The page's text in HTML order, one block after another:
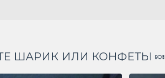
ШАРИК ИЛИ КОНФЕТЫ 🍬